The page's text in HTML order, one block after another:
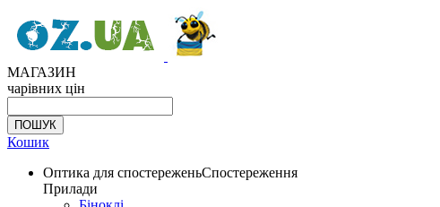
МАГАЗИН
чарівних цін
Кошик
Оптика для спостереженьСпостереження
Прилади